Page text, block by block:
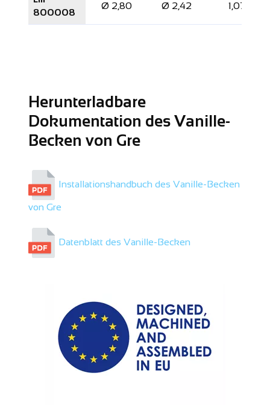
800008
Ø 2,80 Ø 2,42 1,07
Herunterladbare
Dokumentation des Vanille-
Becken von Gre
Installationshandbuch des Vanille-Becken
von Gre
Datenblatt des Vanille-Becken